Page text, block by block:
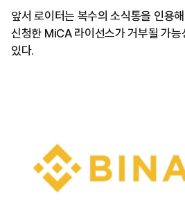
앞서 로이터는 복수의 소식통을 인용
신청한 MiCA 라이선스가 거부될 가능
있다.